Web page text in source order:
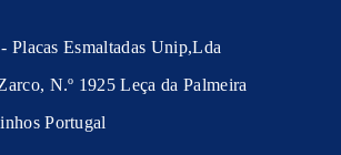
Placas Esmaltadas Unip,Lda
N.º 1925 Leça da Palmeira
Portugal